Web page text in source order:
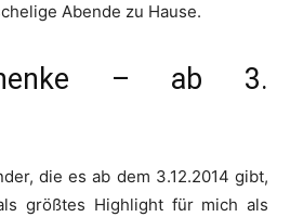
Abende zu Hause.
– ab 3.
die es ab dem 3.12.2014 gibt,
größtes Highlight für mich als